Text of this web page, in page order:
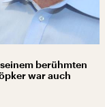
berühmten
war auch